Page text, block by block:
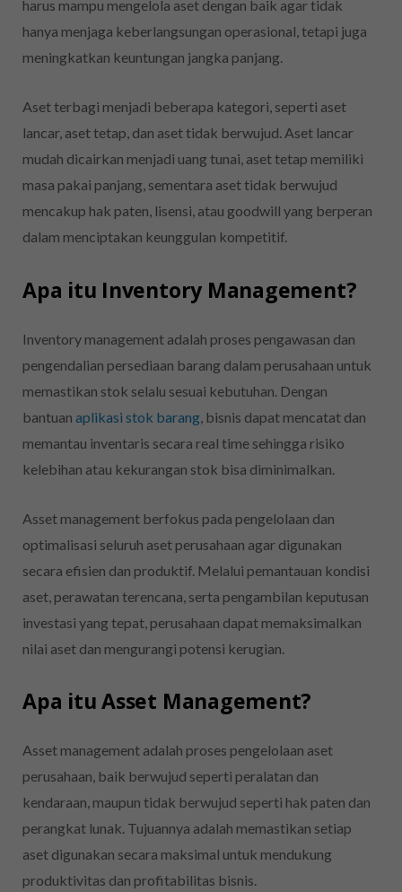
harus mampu mengelola aset dengan baik agar tidak
hanya menjaga keberlangsungan operasional, tetapi juga
meningkatkan keuntungan jangka panjang.
Aset terbagi menjadi beberapa kategori, seperti aset
lancar, aset tetap, dan aset tidak berwujud. Aset lancar
mudah dicairkan menjadi uang tunai, aset tetap memiliki
masa pakai panjang, sementara aset tidak berwujud
mencakup hak paten, lisensi, atau goodwill yang berperan
dalam menciptakan keunggulan kompetitif.
Apa itu Inventory Management?
Inventory management adalah proses pengawasan dan
pengendalian persediaan barang dalam perusahaan untuk
memastikan stok selalu sesuai kebutuhan. Dengan
bantuan aplikasi stok barang , bisnis dapat mencatat dan
memantau inventaris secara real time sehingga risiko
kelebihan atau kekurangan stok bisa diminimalkan.
Asset management berfokus pada pengelolaan dan
optimalisasi seluruh aset perusahaan agar digunakan
secara efisien dan produktif. Melalui pemantauan kondisi
aset, perawatan terencana, serta pengambilan keputusan
investasi yang tepat, perusahaan dapat memaksimalkan
nilai aset dan mengurangi potensi kerugian.
Apa itu Asset Management?
Asset management adalah proses pengelolaan aset
perusahaan, baik berwujud seperti peralatan dan
kendaraan, maupun tidak berwujud seperti hak paten dan
perangkat lunak. Tujuannya adalah memastikan setiap
aset digunakan secara maksimal untuk mendukung
produktivitas dan profitabilitas bisnis.